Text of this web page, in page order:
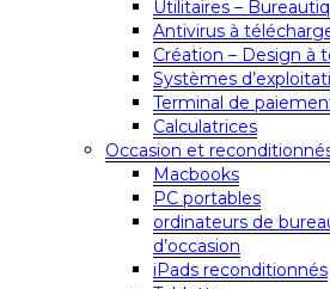
Utilitaires –
Antivirus à
Création – Design à
Systèmes
Terminal de
Calculatrices
Occasion et
Macbooks
PC portables
ordinateurs de
d’occasion
iPads reconditionnés